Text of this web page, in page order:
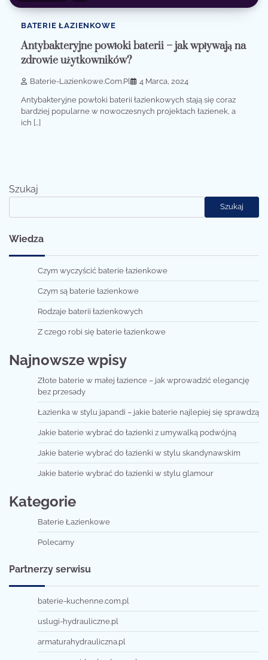
BATERIE ŁAZIENKOWE
Antybakteryjne powłoki baterii – jak wpływają na
zdrowie użytkowników?
Baterie-Lazienkowe.com.pl 4 Marca, 2024
Antybakteryjne powłoki baterii łazienkowych stają się coraz
bardziej popularne w nowoczesnych projektach łazienek, a
ich […]
Szukaj
Szukaj
Wiedza
Czym wyczyścić baterie łazienkowe
Czym są baterie łazienkowe
Rodzaje baterii łazienkowych
Z czego robi się baterie łazienkowe
Najnowsze wpisy
Złote baterie w małej łazience – jak wprowadzić elegancję
bez przesady
Łazienka w stylu japandi – jakie baterie najlepiej się sprawdzą
Jakie baterie wybrać do łazienki z umywalką podwójną
Jakie baterie wybrać do łazienki w stylu skandynawskim
Jakie baterie wybrać do łazienki w stylu glamour
Kategorie
Baterie Łazienkowe
Polecamy
Partnerzy serwisu
baterie-kuchenne.com.pl
uslugi-hydrauliczne.pl
armaturahydrauliczna.pl